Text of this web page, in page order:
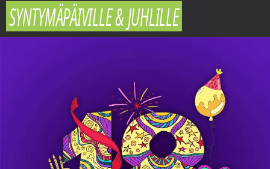
SYNTYMÄPÄIVILLE & JUHLILLE